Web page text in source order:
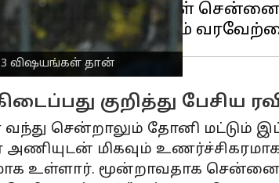
விஷயங்கள் தான்
ஐபிஎல் போட்டிகள் சென்னை
குறித்து பேசிய
சென்றாலும் தோனி மட்டும்
அணியுடன் மிகவும்
உள்ளார். மூன்றாவதாக